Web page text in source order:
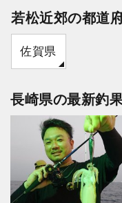
若松近郊の都道
佐賀県
長崎県の最新釣